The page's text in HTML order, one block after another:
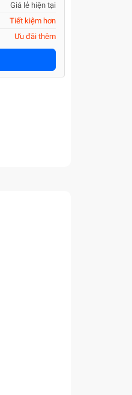
Giá lẻ hiện tại
Tiết kiệm hơn
Ưu đãi thêm